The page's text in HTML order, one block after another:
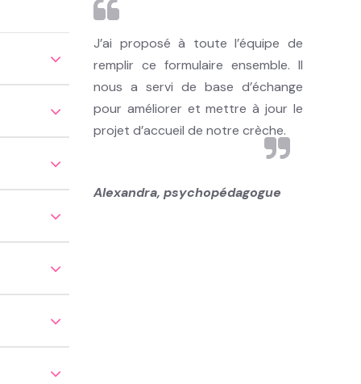
J’ai proposé à toute l’équipe de
remplir ce formulaire ensemble. Il
nous a servi de base d’échange
pour améliorer et mettre à jour le
projet d’accueil de notre crèche.
Alexandra, psychopédagogue